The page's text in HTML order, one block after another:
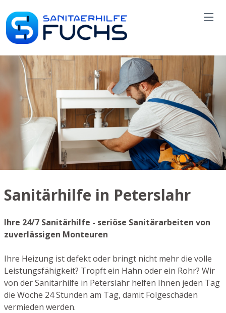
Sanitärhilfe in Peterslahr
Ihre 24/7 Sanitärhilfe - seriöse Sanitärarbeiten von
zuverlässigen Monteuren
Ihre Heizung ist defekt oder bringt nicht mehr die volle
Leistungsfähigkeit? Tropft ein Hahn oder ein Rohr? Wir
von der Sanitärhilfe in Peterslahr helfen Ihnen jeden Tag
die Woche 24 Stunden am Tag, damit Folgeschäden
vermieden werden.